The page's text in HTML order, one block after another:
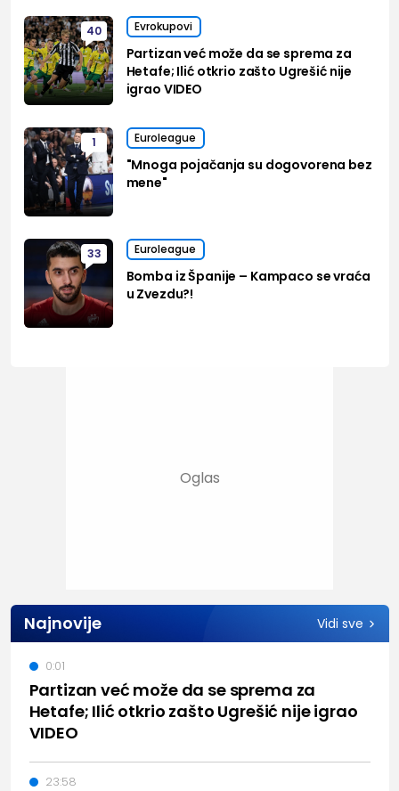
40 Evrokupovi
Partizan već može da se sprema za
Hetafe; Ilić otkrio zašto Ugrešić nije
igrao VIDEO
1 Euroleague
"Mnoga pojačanja su dogovorena bez
mene"
33 Euroleague
Bomba iz Španije – Kampaco se vraća
u Zvezdu?!
Najnovije Vidi sve
Partizan već može da se sprema za
Hetafe; Ilić otkrio zašto Ugrešić nije igrao
VIDEO
0:01
23:58